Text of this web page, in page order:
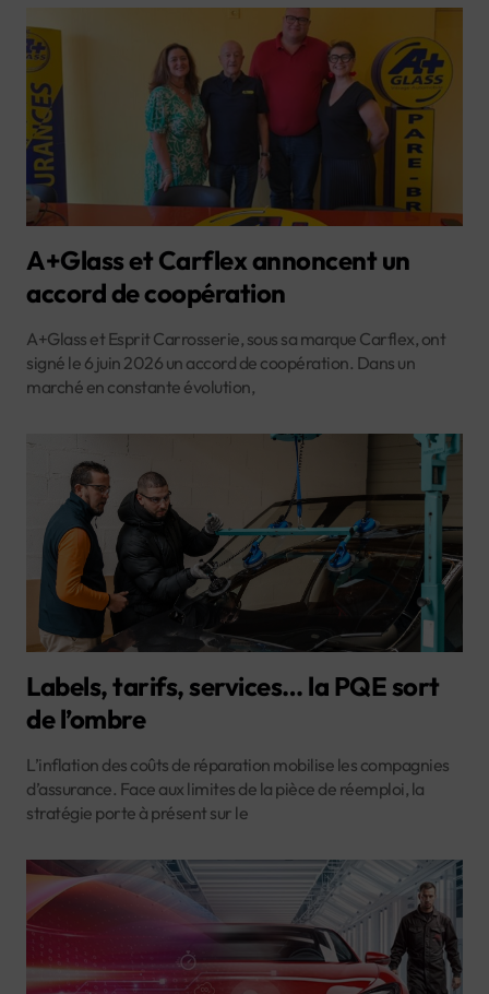
A+Glass et Carflex annoncent un
accord de coopération
A+Glass et Esprit Carrosserie, sous sa marque Carflex, ont
signé le 6 juin 2026 un accord de coopération. Dans un
marché en constante évolution,
Labels, tarifs, services… la PQE sort
de l’ombre
L’inflation des coûts de réparation mobilise les compagnies
d’assurance. Face aux limites de la pièce de réemploi, la
stratégie porte à présent sur le